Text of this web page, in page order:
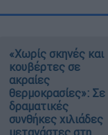
«Χωρίς σκηνές και
κουβέρτες σε
ακραίες
θερμοκρασίες»: Σε
δραματικές
συνθήκες χιλιάδες
μετανάστες στη